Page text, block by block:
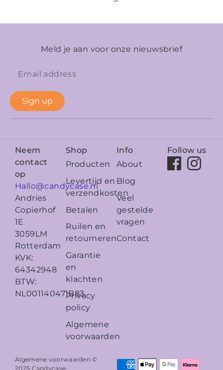
Meld je aan voor onze nieuwsbrief
Sign up
Neem
contact
op
Hallo@candycase.nl
Andries
Copierhof
1E
3059LM
Rotterdam
KVK:
64342948
BTW:
NL001140471B83
Shop
Producten
Levertijd en
verzendkosten
Betalen
Ruilen en
retourneren
Garantie
en
klachten
Privacy
policy
Algemene
voorwaarden
Info
About
Blog
Veel
gestelde
vragen
Contact
Follow us
Algemene voorwaarden ©
2025 Candycase